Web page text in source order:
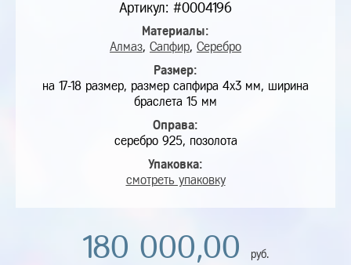
Артикул: #0004196
Материалы:
Алмаз, Сапфир, Серебро
Размер:
на 17-18 размер, размер сапфира 4х3 мм, ширина
браслета 15 мм
Оправа:
серебро 925, позолота
Упаковка:
смотреть упаковку
180 000,00 руб.